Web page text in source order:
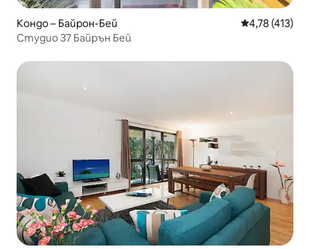
Кондо – Байрон-Бей Средна
4,78 (413)
Студио 37 Байрън Бей